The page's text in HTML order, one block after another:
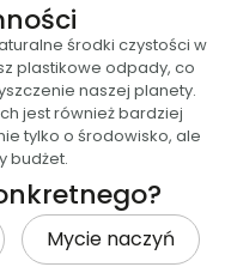
środki czystości w
plastikowe odpady, co
naszej planety.
jest również bardziej
tylko o środowisko, ale
budżet.
Mycie naczyń